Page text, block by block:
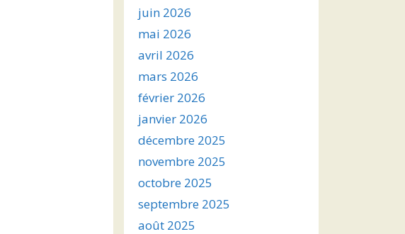
juin 2026
mai 2026
avril 2026
mars 2026
février 2026
janvier 2026
décembre 2025
novembre 2025
octobre 2025
septembre 2025
août 2025